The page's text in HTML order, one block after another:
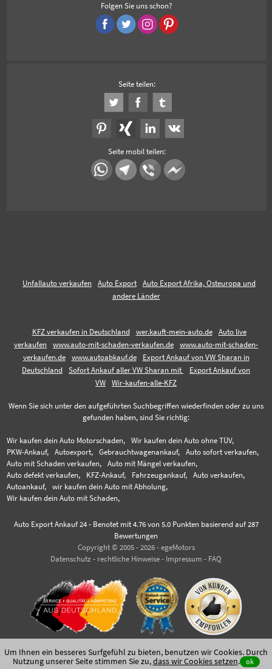
Folgen Sie uns schon?
Seite teilen:
Seite mobil teilen:
Unfallauto verkaufen Auto Export
Auto Export Afrika, Osteuropa und
andere Länder
KFZ verkaufen in Deutschland wer.kauft-mein-auto.de
Auto live
verkaufen
www.auto-mit-schaden-verkaufen.de
www.auto-mit-schaden-
verkaufen.de
www.autoabkauf.de
Export Ankauf von VW Sharan in
Deutschland
Sofort Ankauf aller VW Sharan mit
Export Ankauf von
VW
Wir-kaufen-alle-KFZ
Wenn Sie sich unter den aufgeführten Suchbegriffen wiederfinden oder zu uns
gefunden haben, sind Sie richtig:
Wir kaufen dein Auto Motorschaden,
Wir kaufen dein Auto ohne TÜV,
PKW-Ankauf,
Autoexport, Gebrauchtwagenankauf,
Auto sofort verkaufen,
Auto mit Schaden verkaufen,
Auto mit Mängel verkaufen,
Auto defekt verkaufen,
KFZ-Ankauf, Fahrzeugankauf,
Auto verkaufen,
Autoankauf,
wir kaufen dein Auto mit Abholung,
Wir kaufen dein Auto mit Schaden,
Auto Export Ankauf 24- Benotet mit 4.76von 5.0 Punkten basierend auf 287
Bewertungen
Copyright © 2005 - 2026 - egeMotors
Datenschutz - rechtliche Hinweise - Impressum - FAQ
Um Ihnen ein besseres Surfgefühl zu bieten, benutzen wir Cookies. Durch
Nutzung unserer Seite stimmen Sie zu,dass wir Cookies setzen. ok